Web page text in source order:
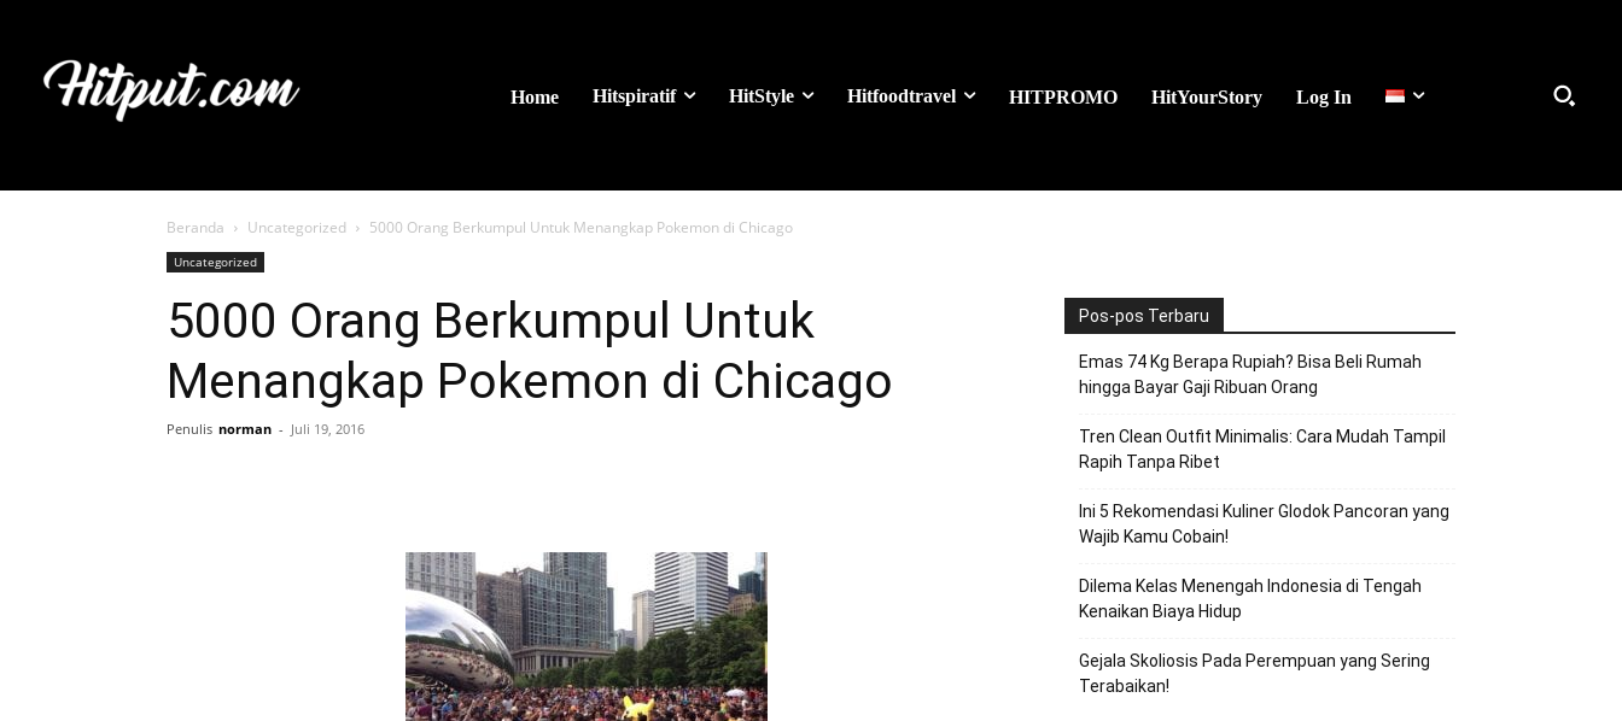
Home Hitspiratif HitStyle Hitfoodtravel HITPROMO HitYourStory Log In
Beranda Uncategorized 5000 Orang Berkumpul Untuk Menangkap Pokemon di Chicago
Uncategorized
5000 Orang Berkumpul Untuk
Menangkap Pokemon di Chicago
Penulis norman - Juli 19, 2016
Pos-pos Terbaru
Emas 74 Kg Berapa Rupiah? Bisa Beli Rumah
hingga Bayar Gaji Ribuan Orang
Tren Clean Outfit Minimalis: Cara Mudah Tampil
Rapih Tanpa Ribet
Ini 5 Rekomendasi Kuliner Glodok Pancoran yang
Wajib Kamu Cobain!
Dilema Kelas Menengah Indonesia di Tengah
Kenaikan Biaya Hidup
Gejala Skoliosis Pada Perempuan yang Sering
Terabaikan!